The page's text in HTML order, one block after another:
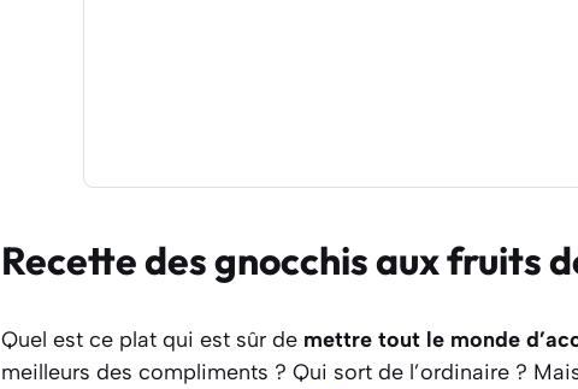
Recette des gnocchis aux fruits
Quel est ce plat qui est sûr de mettre tout le monde
meilleurs des compliments ? Qui sort de l’ordinaire ?